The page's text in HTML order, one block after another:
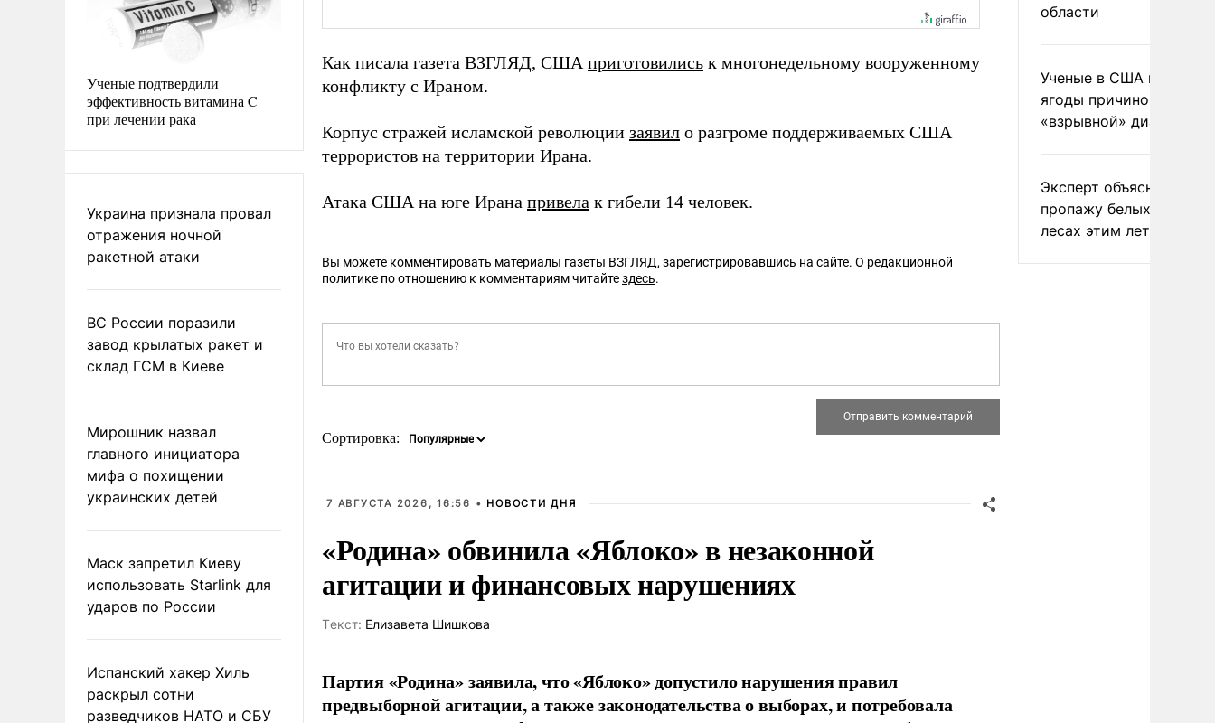
Ученые подтвердили
эффективность витамина C
при лечении рака
Украина признала провал
отражения ночной
ракетной атаки
ВС России поразили
завод крылатых ракет и
склад ГСМ в Киеве
Мирошник назвал
главного инициатора
мифа о похищении
украинских детей
Маск запретил Киеву
использовать Starlink для
ударов по России
Испанский хакер Хиль
раскрыл сотни
разведчиков НАТО и СБУ
Как писала газета ВЗГЛЯД, США приготовились к многонедельному вооруженному
конфликту с Ираном.
Корпус стражей исламской революции заявил о разгроме поддерживаемых США
террористов на территории Ирана.
Атака США на юге Ирана привела к гибели 14 человек.
Вы можете комментировать материалы газеты ВЗГЛЯД, зарегистрировавшись на сайте. О редакционной
политике по отношению к комментариям читайтездесь.
Сортировка:
7 АВГУСТА 2026, 16:56 • НОВОСТИ ДНЯ
«Родина» обвинила «Яблоко» в незаконной
агитации и финансовых нарушениях
Tекст: Елизавета Шишкова
Партия «Родина» заявила, что «Яблоко» допустило нарушения правил
предвыборной агитации, а также законодательства о выборах, и потребовала
области
Ученые в США назвали
ягоды причиной
«взрывной» диареи
Эксперт объяснил
пропажу белых грибов
лесах этим летом